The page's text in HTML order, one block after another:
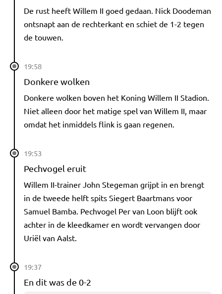
De rust heeft Willem II goed gedaan. Nick Doodeman
ontsnapt aan de rechterkant en schiet de 1-2 tegen
de touwen.
19:58
Donkere wolken
Donkere wolken boven het Koning Willem II Stadion.
Niet alleen door het matige spel van Willem II, maar
omdat het inmiddels flink is gaan regenen.
19:53
Pechvogel eruit
Willem II-trainer John Stegeman grijpt in en brengt
in de tweede helft spits Siegert Baartmans voor
Samuel Bamba. Pechvogel Per van Loon blijft ook
achter in de kleedkamer en wordt vervangen door
Uriël van Aalst.
19:37
En dit was de 0-2